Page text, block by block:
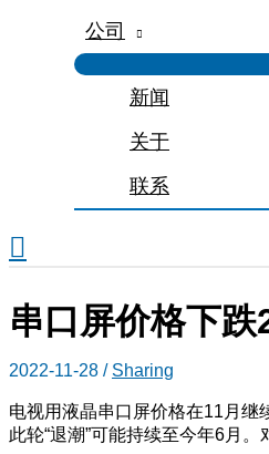
公司
新闻
关于
联系
搜
串口屏价格下
2022-11-28 / Sharing
电视用液晶串口屏价格在11月继
此轮“退潮”可能持续至今年6月